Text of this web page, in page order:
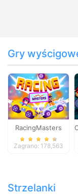
Gry
RacingMasters
Zagrano: 178,563
Strzelanki